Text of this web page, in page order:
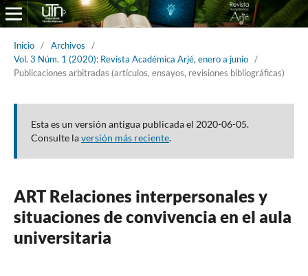
Inicio / Archivos
/
Vol. 3 Núm. 1 (2020): Revista Académica Arjé, enero a junio /
Publicaciones arbitradas (artículos, ensayos, revisiones bibliográficas)
Esta es un versión antigua publicada el 2020-06-05.
Consulte laversión más reciente.
ART Relaciones interpersonales y
situaciones de convivencia en el aula
universitaria